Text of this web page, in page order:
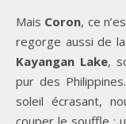
Mais Coron, ce
regorge aussi de
Kayangan Lake,
pur des
soleil écrasant,
couper le souffle :